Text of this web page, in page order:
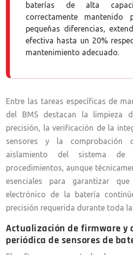
baterías de alta
correctamente mantenido
pequeñas diferencias,
efectiva hasta un 20%
mantenimiento adecuado.
Entre las tareas específicas de
del BMS destacan la limpieza
precisión, la verificación de la
sensores y la comprobación
aislamiento del sistema de
procedimientos, aunque
esenciales para garantizar
electrónico de la batería
precisión requerida durante toda
Actualización de firmware y
periódica de sensores de